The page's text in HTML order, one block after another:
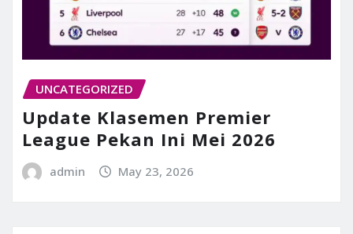
UNCATEGORIZED
Update Klasemen Premier
League Pekan Ini Mei 2026
admin May 23, 2026